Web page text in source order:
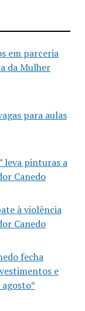
em parceria
da Mulher
para aulas
leva pinturas a
Canedo
à violência
Canedo
fecha
e